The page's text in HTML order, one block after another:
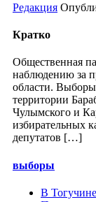
Редакция
Кратко
Общественная
наблюдению за
области. Выборы
территории
Чулымского и
избирательных
депутатов […]
выборы
В